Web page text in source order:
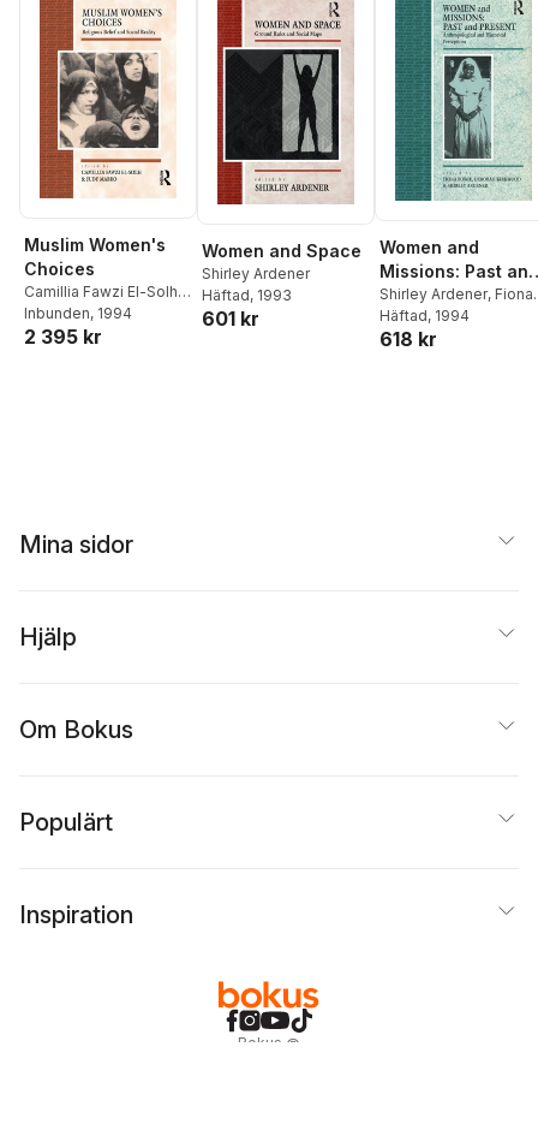
Muslim Women's
Choices
Camillia Fawzi El-Solh,
Judy Mabro
Inbunden, 1994
2 395 kr
Women and Space
Shirley Ardener
Häftad, 1993
601 kr
Women and
Missions: Past and
Present
Shirley Ardener, Fiona
Bowie, Deborah
Kirkwood
Häftad, 1994
618 kr
Mina sidor
Hjälp
Om Bokus
Populärt
Inspiration
Bokus @